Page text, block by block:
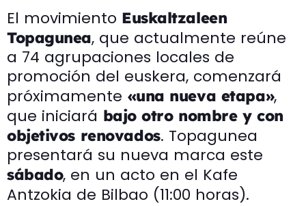
El movimiento Euskaltzaleen
Topagunea, que actualmente reúne
a 74 agrupaciones locales de
promoción del euskera, comenzará
próximamente «una nueva etapa»,
que iniciará bajo otro nombre y con
objetivos renovados. Topagunea
presentará su nueva marca este
sábado, en un acto en el Kafe
Antzokia de Bilbao (11:00 horas).